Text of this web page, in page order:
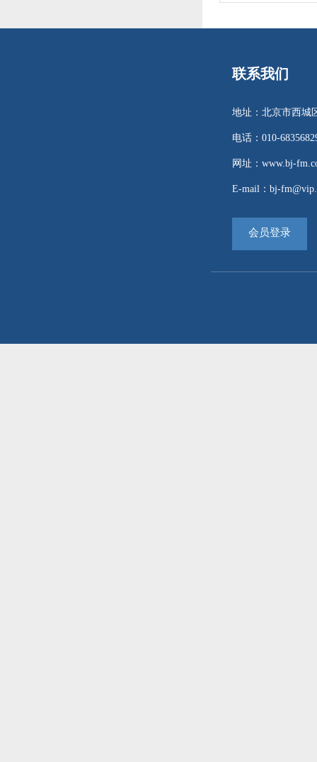
联系我们
地址：北京市西城
电话：010-
网址：www.bj-
E-mail：bj-
会员登录